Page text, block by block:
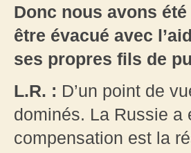
Donc nous avons
être évacué avec
ses propres fils de
L.R. : D’un point de
dominés. La Russie a
compensation est la